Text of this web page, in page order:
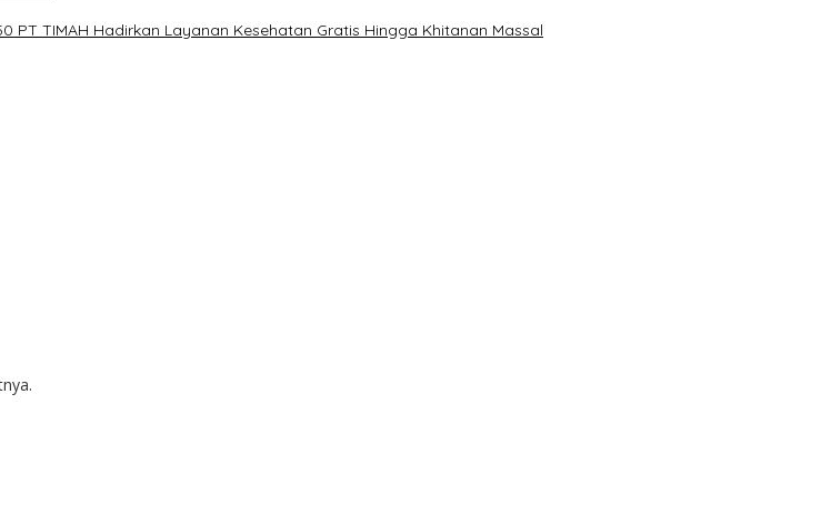
TIMAH Hadirkan Layanan Kesehatan Gratis Hingga Khitanan Massal